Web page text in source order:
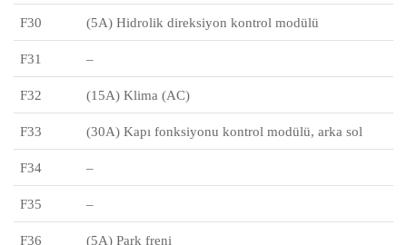
F30 (5A) Hidrolik direksiyon kontrol modülü
F31 –
F32 (15A) Klima (AC)
F33 (30A) Kapı fonksiyonu kontrol modülü, arka sol
F34 –
F35 –
F36 (5A) Park freni